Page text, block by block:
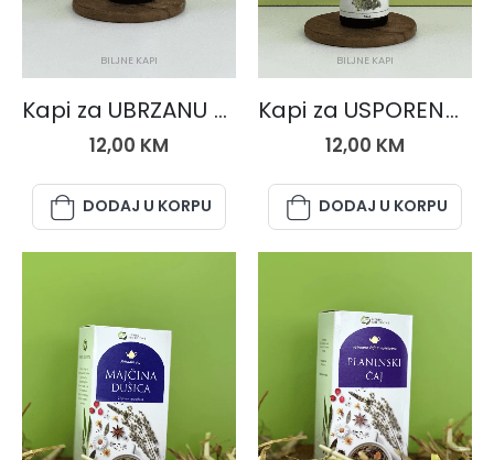
BILJNE KAPI
Kapi za UBRZANU ŠTITNU
12,00 KM
DODAJ U KORPU
BILJNE KAPI
Kapi za USPORENU ŠTITNU
12,00 KM
DODAJ U KORPU